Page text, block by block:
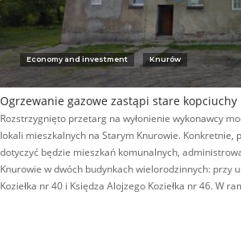
Economy and investment Knurów
Ogrzewanie gazowe zastąpi stare kopciuchy
Rozstrzygnięto przetarg na wyłonienie wykonawcy
lokali mieszkalnych na Starym Knurowie. Konkretnie,
dotyczyć będzie mieszkań komunalnych,
Knurowie w dwóch budynkach wielorodzinnych: przy
Koziełka nr 40 i Księdza Alojzego Koziełka nr 46. W